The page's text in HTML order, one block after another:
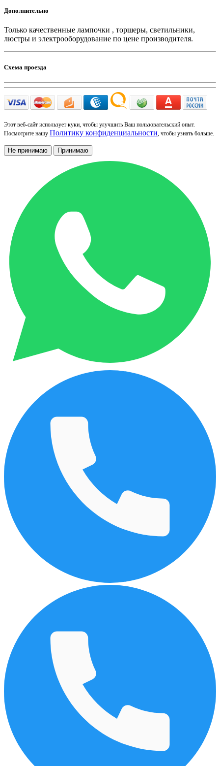
Дополнительно
Только качественные лампочки , торшеры, светильники,
люстры и электрооборудование по цене производителя.
Схема проезда
Этот веб-сайт использует куки, чтобы улучшить Ваш пользовательский опыт.
Посмотрите нашу Политику конфиденциальности, чтобы узнать больше.
Не принимаю Принимаю